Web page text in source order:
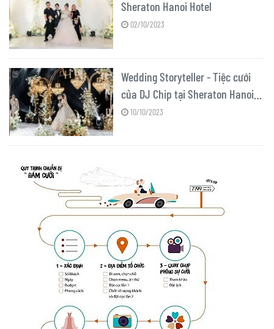
Sheraton Hanoi Hotel
02/10/2023
Wedding Storyteller - Tiệc cưới
của DJ Chip tại Sheraton Hanoi
Hotel
10/10/2023